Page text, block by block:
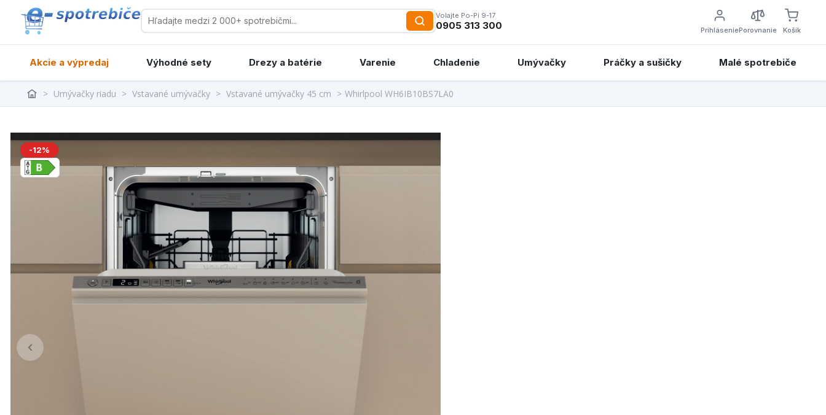
Volajte Po-Pi 9-17
0905 313 300 PrihláseniePorovnanie Košík
Akcie a výpredaj Výhodné sety Drezy a batérie Varenie Chladenie Umývačky Práčky a sušičky Malé spotrebiče
> Umývačky riadu > Vstavané umývačky > Vstavané umývačky 45 cm > Whirlpool WH6IB10BS7LA0
-12%